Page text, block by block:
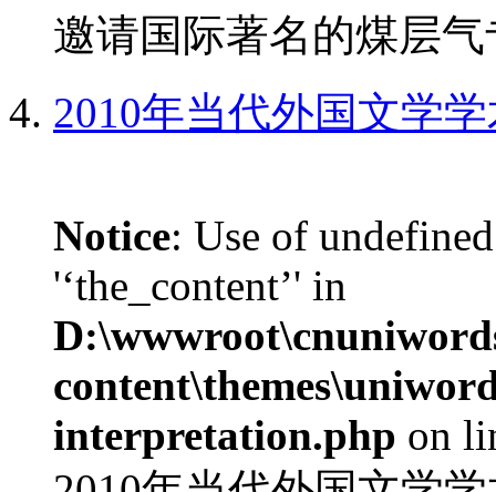
邀请国际著名的煤层
2010年当代外国文学
Notice: Use of
'‘the_content’' in
interpretation.php on